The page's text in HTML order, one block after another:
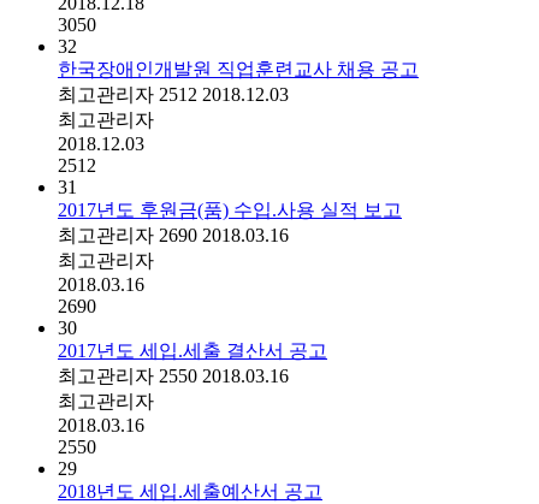
3050
32
한국장애인개발원 직업훈련교사 채용 공고
최고관리자 2512 2018.12.03
최고관리자
2018.12.03
2512
31
2017년도 후원금(품) 수입.사용 실적 보고
최고관리자 2690 2018.03.16
최고관리자
2018.03.16
2690
30
2017년도 세입.세출 결산서 공고
최고관리자 2550 2018.03.16
최고관리자
2018.03.16
2550
29
2018년도 세입.세출예산서 공고